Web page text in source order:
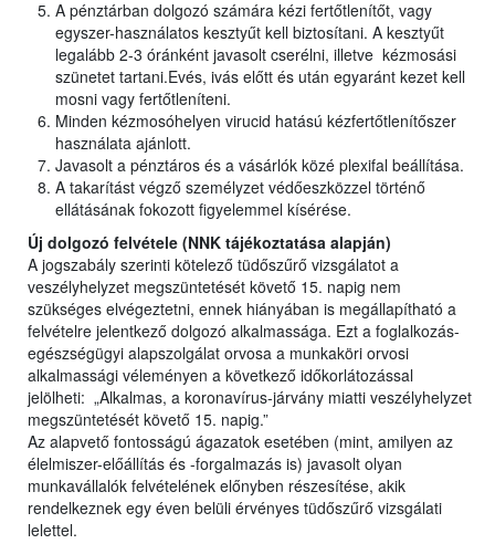
A pénztárban dolgozó számára kézi fertőtlenítőt, vagy
egyszer-használatos kesztyűt kell biztosítani. A kesztyűt
legalább 2-3 óránként javasolt cserélni, illetve kézmosási
szünetet tartani.Evés, ivás előtt és után egyaránt kezet kell
mosni vagy fertőtleníteni.
Minden kézmosóhelyen virucid hatású kézfertőtlenítőszer
használata ajánlott.
Javasolt a pénztáros és a vásárlók közé plexifal beállítása.
A takarítást végző személyzet védőeszközzel történő
ellátásának fokozott figyelemmel kísérése.
Új dolgozó felvétele (NNK tájékoztatása alapján)
A jogszabály szerinti kötelező tüdőszűrő vizsgálatot a
veszélyhelyzet megszüntetését követő 15. napig nem
szükséges elvégeztetni, ennek hiányában is megállapítható a
felvételre jelentkező dolgozó alkalmassága. Ezt a foglalkozás-
egészségügyi alapszolgálat orvosa a munkaköri orvosi
alkalmassági véleményen a következő időkorlátozással
jelölheti: „Alkalmas, a koronavírus-járvány miatti veszélyhelyzet
megszüntetését követő 15. napig.”
Az alapvető fontosságú ágazatok esetében (mint, amilyen az
élelmiszer-előállítás és -forgalmazás is) javasolt olyan
munkavállalók felvételének előnyben részesítése, akik
rendelkeznek egy éven belüli érvényes tüdőszűrő vizsgálati
lelettel.